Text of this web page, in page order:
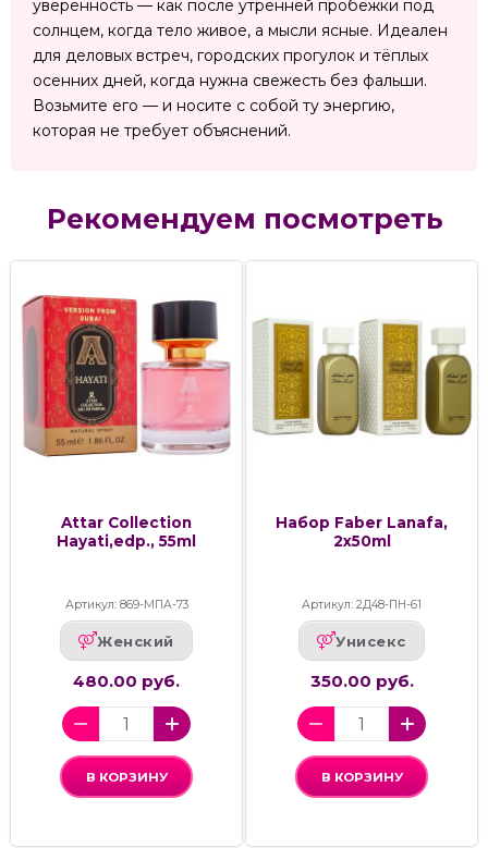
уверенность — как после утренней пробежки под
солнцем, когда тело живое, а мысли ясные. Идеален
для деловых встреч, городских прогулок и тёплых
осенних дней, когда нужна свежесть без фальши.
Возьмите его — и носите с собой ту энергию,
которая не требует объяснений.
Рекомендуем посмотреть
Attar Collection
Hayati,edp., 55ml
Артикул: 869-МПА-73
Женский
480.00 руб.
В КОРЗИНУ
Набор Faber Lanafa,
2x50ml
Артикул: 2Д48-ПН-61
Унисекс
350.00 руб.
В КОРЗИНУ